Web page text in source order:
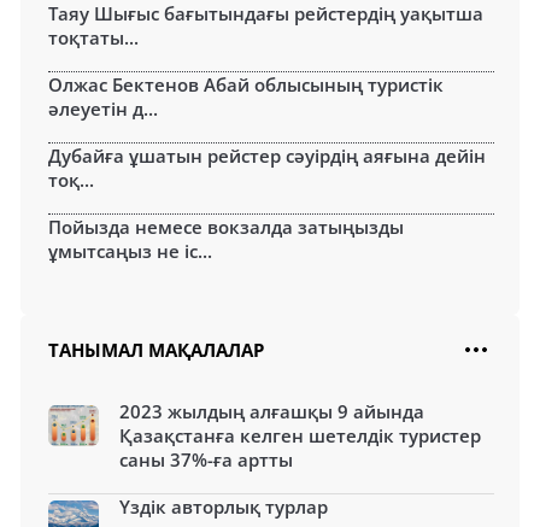
Таяу Шығыс бағытындағы рейстердің уақытша
тоқтаты...
Олжас Бектенов Абай облысының туристік
әлеуетін д...
Дубайға ұшатын рейстер сәуірдің аяғына дейін
тоқ...
Пойызда немесе вокзалда затыңызды
ұмытсаңыз не іс...
ТАНЫМАЛ МАҚАЛАЛАР
2023 жылдың алғашқы 9 айында
Қазақстанға келген шетелдік туристер
саны 37%-ға артты
Үздік авторлық турлар